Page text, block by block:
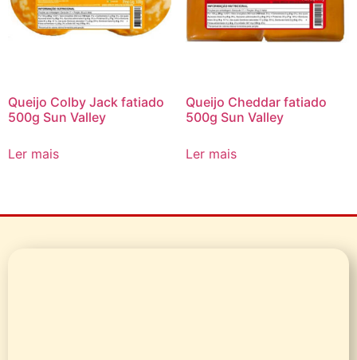
Queijo Colby Jack fatiado
500g Sun Valley
Ler mais
Queijo Cheddar fatiado
500g Sun Valley
Ler mais